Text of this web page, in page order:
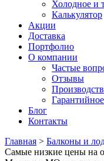
Холодное и
Калькулятор
Акции
Доставка
Портфолио
О компании
Частые
Отзывы
Блог
Контакты
Главная > Балконы и
Самые низкие цены на